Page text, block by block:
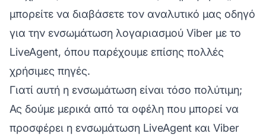
μπορείτε να διαβάσετε τον αναλυτικό μας οδηγό
για την ενσωμάτωση λογαριασμού Viber με το
LiveAgent, όπου παρέχουμε επίσης πολλές
χρήσιμες πηγές.
Γιατί αυτή η ενσωμάτωση είναι τόσο πολύτιμη;
Ας δούμε μερικά από τα οφέλη που μπορεί να
προσφέρει η ενσωμάτωση LiveAgent και Viber